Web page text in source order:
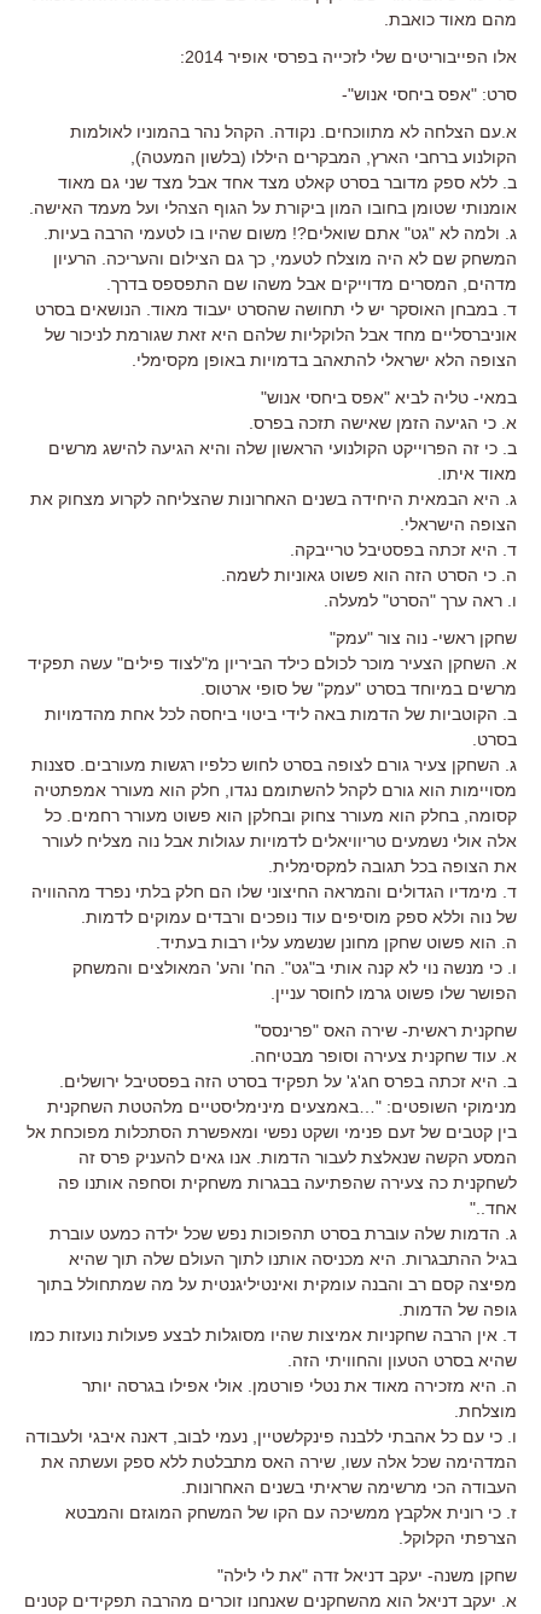
מהם מאוד כואבת.
אלו הפייבוריטים שלי לזכייה בפרסי אופיר 2014:
סרט: "אפס ביחסי אנוש"-
א.עם הצלחה לא מתווכחים. נקודה. הקהל נהר בהמוניו לאולמות
הקולנוע ברחבי הארץ, המבקרים היללו (בלשון המעטה),
ב. ללא ספק מדובר בסרט קאלט מצד אחד אבל מצד שני גם מאוד
אומנותי שטומן בחובו המון ביקורת על הגוף הצהלי ועל מעמד האישה.
ג. ולמה לא "גט" אתם שואלים?! משום שהיו בו לטעמי הרבה בעיות.
המשחק שם לא היה מוצלח לטעמי, כך גם הצילום והעריכה. הרעיון
מדהים, המסרים מדוייקים אבל משהו שם התפספס בדרך.
ד. במבחן האוסקר יש לי תחושה שהסרט יעבוד מאוד. הנושאים בסרט
אוניברסליים מחד אבל הלוקליות שלהם היא זאת שגורמת לניכור של
הצופה הלא ישראלי להתאהב בדמויות באופן מקסימלי.
במאי- טליה לביא "אפס ביחסי אנוש"
א. כי הגיעה הזמן שאישה תזכה בפרס.
ב. כי זה הפרוייקט הקולנועי הראשון שלה והיא הגיעה להישג מרשים
מאוד איתו.
ג. היא הבמאית היחידה בשנים האחרונות שהצליחה לקרוע מצחוק את
הצופה הישראלי.
ד. היא זכתה בפסטיבל טרייבקה.
ה. כי הסרט הזה הוא פשוט גאוניות לשמה.
ו. ראה ערך "הסרט" למעלה.
שחקן ראשי- נוה צור "עמק"
א. השחקן הצעיר מוכר לכולם כילד הביריון מ"לצוד פילים" עשה תפקיד
מרשים במיוחד בסרט "עמק" של סופי ארטוס.
ב. הקוטביות של הדמות באה לידי ביטוי ביחסה לכל אחת מהדמויות
בסרט.
ג. השחקן צעיר גורם לצופה בסרט לחוש כלפיו רגשות מעורבים. סצנות
מסויימות הוא גורם לקהל להשתומם נגדו, חלק הוא מעורר אמפתטיה
קסומה, בחלק הוא מעורר צחוק ובחלקן הוא פשוט מעורר רחמים. כל
אלה אולי נשמעים טריוויאלים לדמויות עגולות אבל נוה מצליח לעורר
את הצופה בכל תגובה למקסימלית.
ד. מימדיו הגדולים והמראה החיצוני שלו הם חלק בלתי נפרד מההוויה
של נוה וללא ספק מוסיפים עוד נופכים ורבדים עמוקים לדמות.
ה. הוא פשוט שחקן מחונן שנשמע עליו רבות בעתיד.
ו. כי מנשה נוי לא קנה אותי ב"גט". הח' והע' המאולצים והמשחק
הפושר שלו פשוט גרמו לחוסר עניין.
שחקנית ראשית- שירה האס "פרינסס"
א. עוד שחקנית צעירה וסופר מבטיחה.
ב. היא זכתה בפרס חג'ג' על תפקיד בסרט הזה בפסטיבל ירושלים.
מנימוקי השופטים: "…באמצעים מינימליסטיים מלהטטת השחקנית
בין קטבים של זעם פנימי ושקט נפשי ומאפשרת הסתכלות מפוכחת אל
המסע הקשה שנאלצת לעבור הדמות. אנו גאים להעניק פרס זה
לשחקנית כה צעירה שהפתיעה בבגרות משחקית וסחפה אותנו פה
אחד.."
ג. הדמות שלה עוברת בסרט תהפוכות נפש שכל ילדה כמעט עוברת
בגיל ההתבגרות. היא מכניסה אותנו לתוך העולם שלה תוך שהיא
מפיצה קסם רב והבנה עומקית ואינטיליגנטית על מה שמתחולל בתוך
גופה של הדמות.
ד. אין הרבה שחקניות אמיצות שהיו מסוגלות לבצע פעולות נועזות כמו
שהיא בסרט הטעון והחוויתי הזה.
ה. היא מזכירה מאוד את נטלי פורטמן. אולי אפילו בגרסה יותר
מוצלחת.
ו. כי עם כל אהבתי ללבנה פינקלשטיין, נעמי לבוב, דאנה איבגי ולעבודה
המדהימה שכל אלה עשו, שירה האס מתבלטת ללא ספק ועשתה את
העבודה הכי מרשימה שראיתי בשנים האחרונות.
ז. כי רונית אלקבץ ממשיכה עם הקו של המשחק המוגזם והמבטא
הצרפתי הקלוקל.
שחקן משנה- יעקב דניאל זדה "את לי לילה"
א. יעקב דניאל הוא מהשחקנים שאנחנו זוכרים מהרבה תפקידים קטנים